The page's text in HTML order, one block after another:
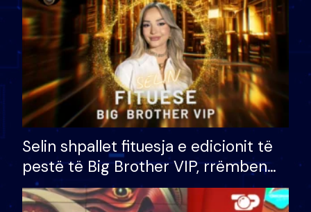
Selin shpallet fituesja e edicionit të
pestë të Big Brother VIP, rrëmben
çmimin e madh prej 100 mijë eurosh